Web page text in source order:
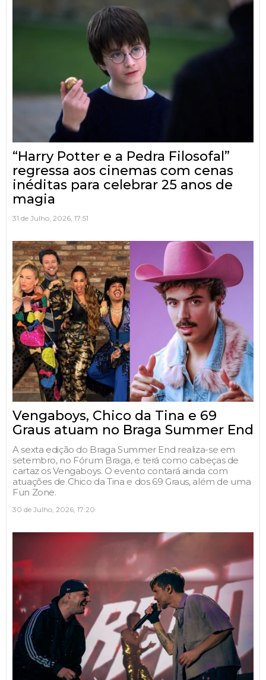
“Harry Potter e a Pedra Filosofal”
regressa aos cinemas com cenas
inéditas para celebrar 25 anos de
magia
31 de Julho, 2026, 17:51
Vengaboys, Chico da Tina e 69
Graus atuam no Braga Summer End
A sexta edição do Braga Summer End realiza-se em
setembro, no Fórum Braga, e terá como cabeças de
cartaz os Vengaboys. O evento contará ainda com
atuações de Chico da Tina e dos 69 Graus, além de uma
Fun Zone.
30 de Julho, 2026, 17:20